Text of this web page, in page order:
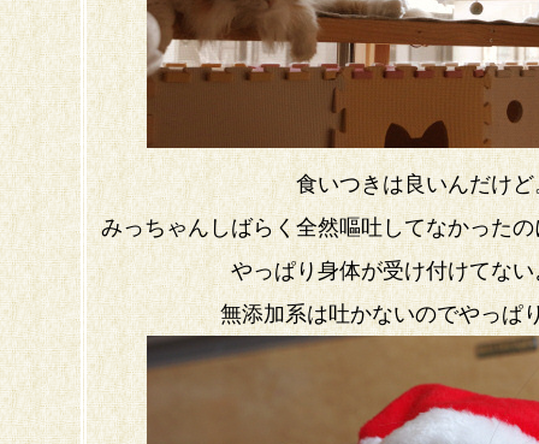
食いつきは良いんだけ
みっちゃんしばらく全然嘔吐してなかった
やっぱり身体が受け付けてな
無添加系は吐かないのでやっぱ